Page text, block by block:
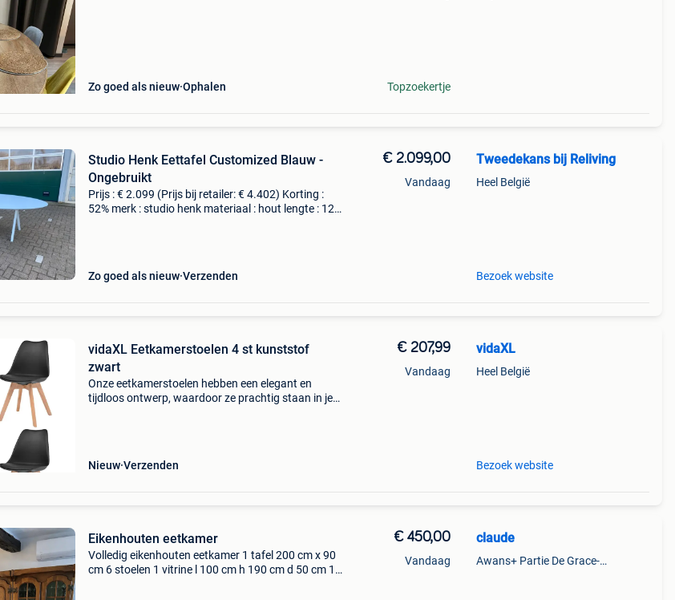
Zo goed als nieuw Ophalen Topzoekertje
Studio Henk Eettafel Customized Blauw -
Ongebruikt
Prijs : € 2.099 (Prijs bij retailer: € 4.402) Korting :
52% merk : studio henk materiaal : hout lengte : 120
Zo goed als nieuw Verzenden
€ 2.099,00
Vandaag
Tweedekans bij Reliving
Heel België
Bezoek website
vidaXL Eetkamerstoelen 4 st kunststof
zwart
Onze eetkamerstoelen hebben een elegant en
tijdloos ontwerp, waardoor ze prachtig staan in je
Nieuw Verzenden
€ 207,99
Vandaag
vidaXL
Heel België
Bezoek website
Eikenhouten eetkamer
Volledig eikenhouten eetkamer 1 tafel 200 cm x 90
cm 6 stoelen 1 vitrine l 100 cm h 190 cm d 50 cm 1
€ 450,00
Vandaag
claude
Awans+ Partie De Grace-Hollogne